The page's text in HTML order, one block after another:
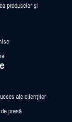
produselor și
ale clienților
presă